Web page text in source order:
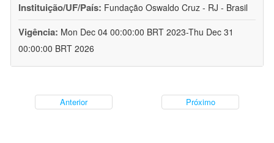
Instituição/UF/País: Fundação Oswaldo Cruz - RJ - Brasil
Vigência: Mon Dec 04 00:00:00 BRT 2023-Thu Dec 31
00:00:00 BRT 2026
Anterior Próximo